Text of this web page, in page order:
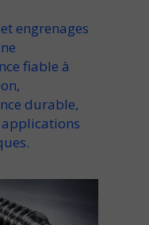
engrenages
fiable à
durable,
applications
.